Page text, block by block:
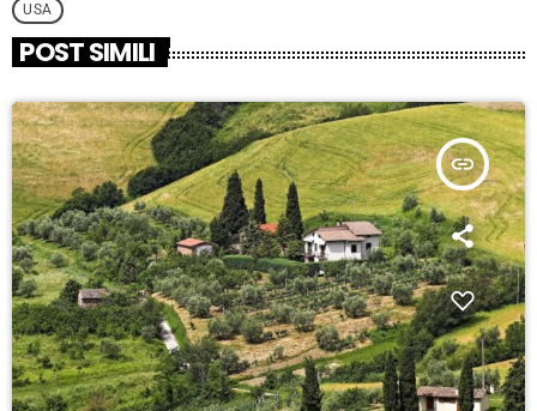
USA
POST SIMILI
insert_link